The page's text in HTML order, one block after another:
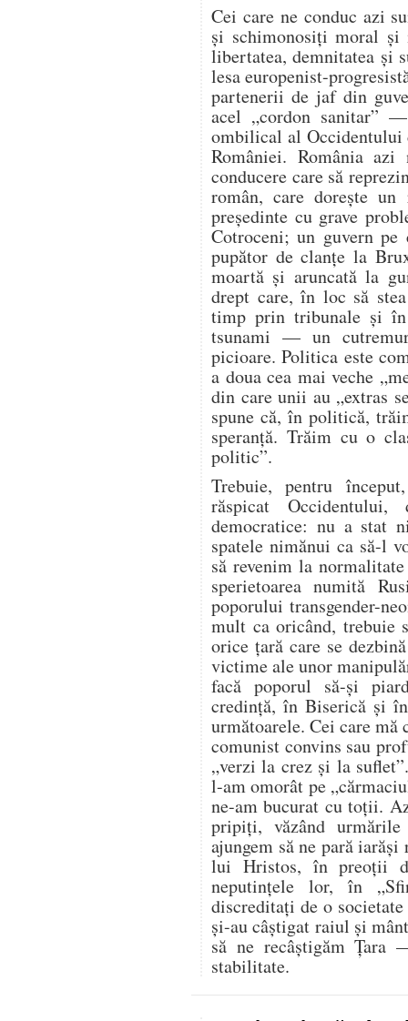
Cei care ne conduc azi
și schimonosiți moral și
libertatea, demnitatea și
lesa europenist-
partenerii de jaf din
acel „cordon sanitar”
ombilical al Occidentului
României. România
conducere care să
român, care dorește
președinte cu grave
Cotroceni; un guvern
pupător de clanțe la
moartă și aruncată la
drept care, în loc să
timp prin tribunale și
tsunami — un
picioare. Politica este
a doua cea mai veche
din care unii au „extras
spune că, în politică,
speranță. Trăim cu o
politic”.
Trebuie, pentru
răspicat
democratice: nu a stat
spatele nimănui ca să-l
să revenim la
sperietoarea numită
poporului transgender-
mult ca oricând, trebuie
orice țară care se
victime ale unor
facă poporul să-și
credință, în Biserică și
următoarele. Cei care mă
comunist convins sau
„verzi la crez și la
l-am omorât pe
ne-am bucurat cu toții.
pripiți, văzând
ajungem să ne pară
lui Hristos, în preoții
neputințele lor, în
discreditați de o
și-au câștigat raiul și
să ne recâștigăm
stabilitate.